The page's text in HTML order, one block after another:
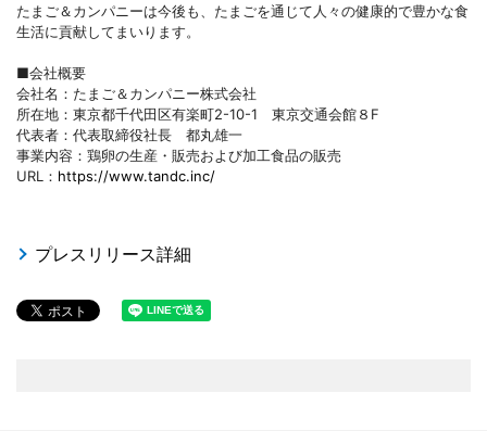
たまご＆カンパニーは今後も、たまごを通じて人々の健康的で豊かな食
生活に貢献してまいります。
■会社概要
会社名：たまご＆カンパニー株式会社
所在地：東京都千代田区有楽町2-10-1 東京交通会館８F
代表者：代表取締役社長 都丸雄一
事業内容：鶏卵の生産・販売および加工食品の販売
URL： https://www.tandc.inc/
プレスリリース詳細